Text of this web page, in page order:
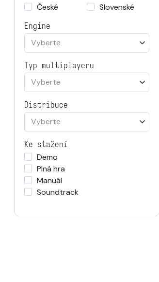
České
Slovenské
Engine
Vyberte
Typ multiplayeru
Vyberte
Distribuce
Vyberte
Ke stažení
Demo
Plná hra
Manuál
Soundtrack